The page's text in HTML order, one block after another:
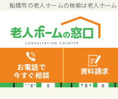
船橋市の老人ホームの検索は老人ホー
お電話で
今すぐ相談
資料請求
グリー